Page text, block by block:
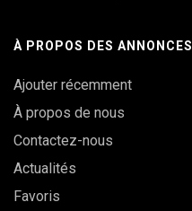
À PROPOS DES ANNONCES
Ajouter récemment
À propos de nous
Contactez-nous
Actualités
Favoris